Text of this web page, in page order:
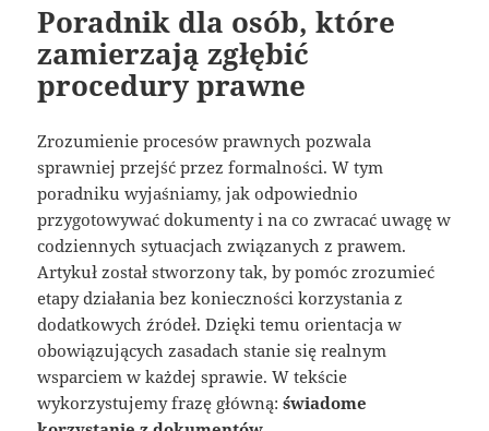
Poradnik dla osób, które
zamierzają zgłębić
procedury prawne
Zrozumienie procesów prawnych pozwala
sprawniej przejść przez formalności. W tym
poradniku wyjaśniamy, jak odpowiednio
przygotowywać dokumenty i na co zwracać uwagę w
codziennych sytuacjach związanych z prawem.
Artykuł został stworzony tak, by pomóc zrozumieć
etapy działania bez konieczności korzystania z
dodatkowych źródeł. Dzięki temu orientacja w
obowiązujących zasadach stanie się realnym
wsparciem w każdej sprawie. W tekście
wykorzystujemy frazę główną:świadome